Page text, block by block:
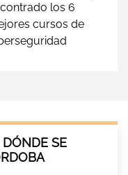
los 6
cursos de
SE